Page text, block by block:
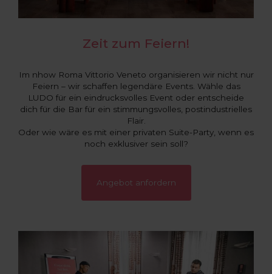
Zeit zum Feiern!
Im nhow Roma Vittorio Veneto organisieren wir nicht nur
Feiern – wir schaffen legendäre Events. Wähle das
LUDO für ein eindrucksvolles Event oder entscheide
dich für die Bar für ein stimmungsvolles, postindustrielles
Flair.
Oder wie wäre es mit einer privaten Suite-Party, wenn es
noch exklusiver sein soll?
Angebot anfordern